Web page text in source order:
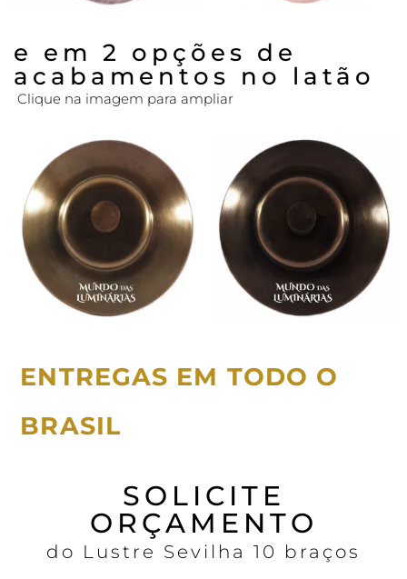
e em 2 opções de
acabamentos no latão
Clique na imagem para ampliar
ENTREGAS EM TODO O
BRASIL
SOLICITE
ORÇAMENTO
do Lustre Sevilha 10 braços